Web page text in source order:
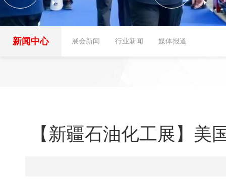
新闻中心 展会新闻 行业新闻 媒体报道
【新疆石油化工展】